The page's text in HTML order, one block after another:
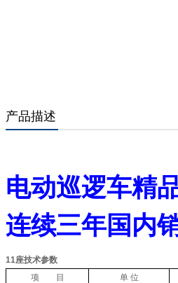
产品描述
电动巡逻车精
连续三年国内
11座技术参数
项 目
单 位